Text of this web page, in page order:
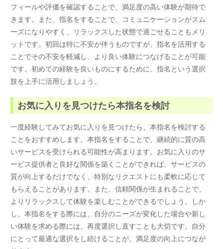
フィールや評価を確認することで、満足度の高い体験が期待で
きます。また、指名をすることで、コミュニケーションがスム
ーズになりやすく、リラックスした状態で過ごせることもメリ
ットです。初回は特に不安が伴うものですが、指名を活用する
ことでその不安を軽減し、より良い体験につなげることが可能
です。初めての経験を良いものにするために、指名という選択
肢を上手に活用しましょう。
お気に入りを見つけたら本指名を検討
一度経験してみてお気に入りを見つけたら、本指名を検討する
ことをおすすめします。本指名をすることで、継続的に質の高
いサービスを受けられる可能性が高まります。お気に入りのサ
ービス提供者と良好な関係を築くことができれば、サービスの
質が向上するだけでなく、特別なリクエストにも柔軟に応じて
もらえることがあります。また、信頼関係が生まれることで、
よりリラックスして体験を楽しむことができるでしょう。しか
し、本指名をする際には、自分のニーズが変化した場合や新し
い体験を求める際には、再度選択し直すことも大切です。自分
にとって最適な選択をし続けることが、満足度の向上につなが